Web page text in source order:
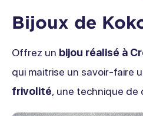
Bijoux de
Offrez un bijou réalisé à
qui maitrise un savoir-faire
frivolité, une technique